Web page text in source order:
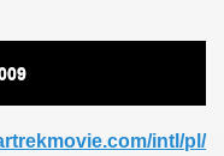
intl/pl/